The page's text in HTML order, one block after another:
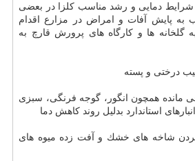
شرایط دمایی و رشد مناسب كلزا در بعضی
پایش آفات و امراض در مزارع اقدام
گلخانه ها و كارگاه های پرورش قارچ به
درختی و پسته
مانده همچون انگور، گوجه فرنگی، سبزی
استاندارد بدلیل روند كاهش دما
شاخه های خشك و آفت زده میوه های